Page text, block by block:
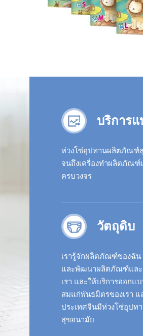
บริการ
ห่วงโซ่อุปทานผลิตภัณฑ์
จนถึงเครื่องทำผลิตภัณ
ครบวงจร
วัตถุดิบ
เรารู้จักผลิตภัณฑ์ของฉั
และพัฒนาผลิตภัณฑ์และ
เรา และให้บริการออก
สมแก่พันธมิตรของเรา
ประเทศจีนมีห่วงโซ่อุป
สุขอนามัย